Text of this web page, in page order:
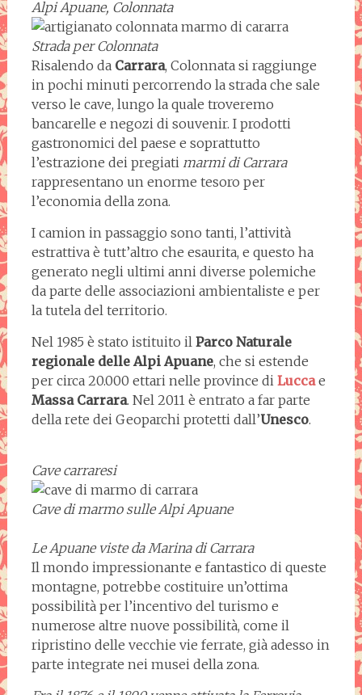
Alpi Apuane, Colonnata
Strada per Colonnata
Risalendo da Carrara, Colonnata si raggiunge
in pochi minuti percorrendo la strada che sale
verso le cave, lungo la quale troveremo
bancarelle e negozi di souvenir. I prodotti
gastronomici del paese e soprattutto
l’estrazione dei pregiati marmi di Carrara
rappresentano un enorme tesoro per
l’economia della zona.
I camion in passaggio sono tanti, l’attività
estrattiva è tutt’altro che esaurita, e questo ha
generato negli ultimi anni diverse polemiche
da parte delle associazioni ambientaliste e per
la tutela del territorio.
Nel 1985 è stato istituito il Parco Naturale
regionale delle Alpi Apuane, che si estende
per circa 20.000 ettari nelle province di Luccae
Massa Carrara. Nel 2011 è entrato a far parte
della rete dei Geoparchi protetti dall’Unesco.
Cave carraresi
Cave di marmo sulle Alpi Apuane
Le Apuane viste da Marina di Carrara
Il mondo impressionante e fantastico di queste
montagne, potrebbe costituire un’ottima
possibilità per l’incentivo del turismo e
numerose altre nuove possibilità, come il
ripristino delle vecchie vie ferrate, già adesso in
parte integrate nei musei della zona.